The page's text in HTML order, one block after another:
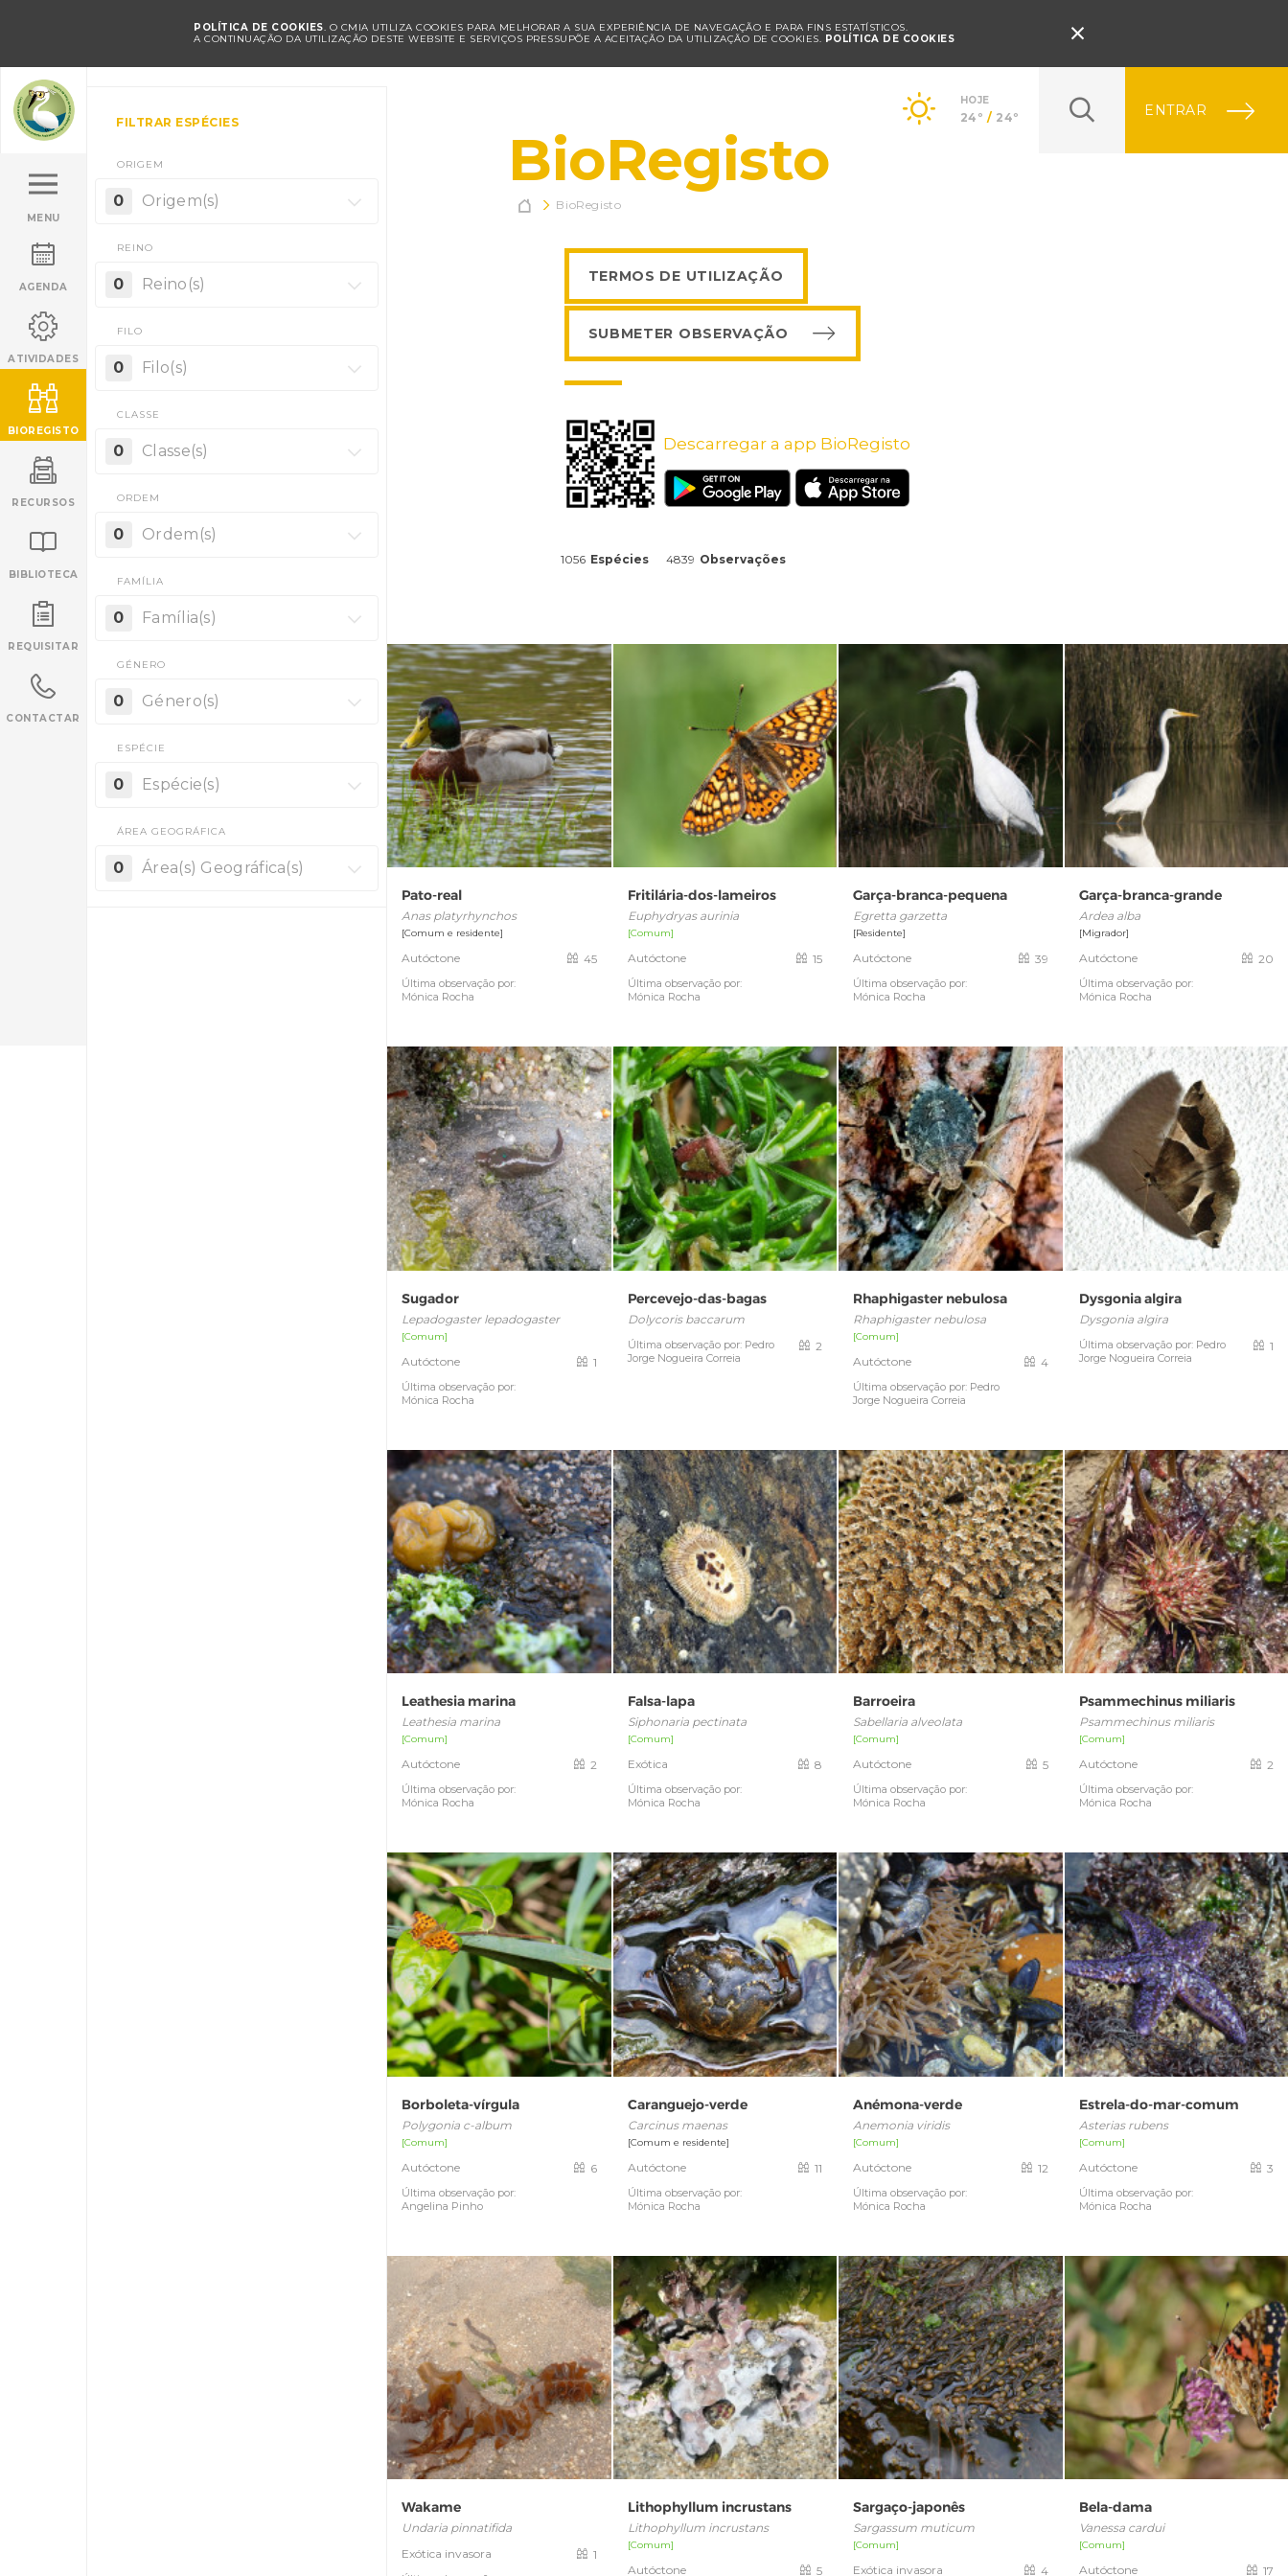
POLÍTICA DE COOKIES. O CMIA UTILIZA COOKIES PARA MELHORAR A SUA EXPERIÊNCIA DE NAVEGAÇÃO E PARA FINS ESTATÍSTICOS.
A CONTINUAÇÃO DA UTILIZAÇÃO DESTE WEBSITE E SERVIÇOS PRESSUPÕE A ACEITAÇÃO DA UTILIZAÇÃO DE COOKIES. POLÍTICA DE COOKIES 
HOJE
24º / 24º
Pressione Enter
ENTRAR
MENU
AGENDA
ATIVIDADES
BIOREGISTO
RECURSOS
BIBLIOTECA
REQUISITAR
CONTACTAR
FILTRAR ESPÉCIES
ORIGEM
0 Origem(s)
REINO
0 Reino(s)
FILO
0 Filo(s)
CLASSE
0 Classe(s)
ORDEM
0 Ordem(s)
FAMÍLIA
0 Família(s)
GÉNERO
0 Género(s)
ESPÉCIE
0 Espécie(s)
ÁREA GEOGRÁFICA
0 Área(s) Geográfica(s)
BioRegisto
 BioRegisto
TERMOS DE UTILIZAÇÃO
SUBMETER OBSERVAÇÃO
Descarregar a app BioRegisto
1056 Espécies 4839 Observações
Pato-real
Anas platyrhynchos
[Comum e residente]
Autóctone
Última observação por:
Mónica Rocha
45
Fritilária-dos-lameiros
Euphydryas aurinia
[Comum]
Autóctone
Última observação por:
Mónica Rocha
15
Garça-branca-pequena
Egretta garzetta
[Residente]
Autóctone
Última observação por:
Mónica Rocha
39
Garça-branca-grande
Ardea alba
[Migrador]
Autóctone
Última observação por:
Mónica Rocha
20
Sugador
Lepadogaster lepadogaster
[Comum]
Autóctone
Última observação por:
Mónica Rocha
1
Percevejo-das-bagas
Dolycoris baccarum
Última observação por: Pedro
Jorge Nogueira Correia
2
Rhaphigaster nebulosa
Rhaphigaster nebulosa
[Comum]
Autóctone
Última observação por: Pedro
Jorge Nogueira Correia
4
Dysgonia algira
Dysgonia algira
Última observação por: Pedro
Jorge Nogueira Correia
1
Leathesia marina
Leathesia marina
[Comum]
Autóctone
Última observação por:
Mónica Rocha
2
Falsa-lapa
Siphonaria pectinata
[Comum]
Exótica
Última observação por:
Mónica Rocha
8
Barroeira
Sabellaria alveolata
[Comum]
Autóctone
Última observação por:
Mónica Rocha
5
Psammechinus miliaris
Psammechinus miliaris
[Comum]
Autóctone
Última observação por:
Mónica Rocha
2
Borboleta-vírgula
Polygonia c-album
[Comum]
Autóctone
Última observação por:
Angelina Pinho
6
Caranguejo-verde
Carcinus maenas
[Comum e residente]
Autóctone
Última observação por:
Mónica Rocha
11
Anémona-verde
Anemonia viridis
[Comum]
Autóctone
Última observação por:
Mónica Rocha
12
Estrela-do-mar-comum
Asterias rubens
[Comum]
Autóctone
Última observação por:
Mónica Rocha
3
Wakame
Undaria pinnatifida
Exótica invasora
1
Lithophyllum incrustans
Lithophyllum incrustans
[Comum]
Autóctone 5
Sargaço-japonês
Sargassum muticum
[Comum]
Exótica invasora 4
Bela-dama
Vanessa cardui
[Comum]
Autóctone 17